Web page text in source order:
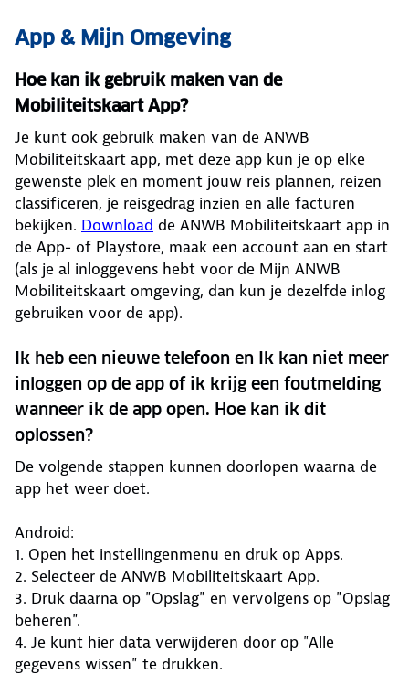
App & Mijn Omgeving
Hoe kan ik gebruik maken van de
Mobiliteitskaart App?
Je kunt ook gebruik maken van de ANWB
Mobiliteitskaart app, met deze app kun je op elke
gewenste plek en moment jouw reis plannen, reizen
classificeren, je reisgedrag inzien en alle facturen
bekijken. Download de ANWB Mobiliteitskaart app in
de App- of Playstore, maak een account aan en start
(als je al inloggevens hebt voor de Mijn ANWB
Mobiliteitskaart omgeving, dan kun je dezelfde inlog
gebruiken voor de app).
Ik heb een nieuwe telefoon en Ik kan niet meer
inloggen op de app of ik krijg een foutmelding
wanneer ik de app open. Hoe kan ik dit
oplossen?
De volgende stappen kunnen doorlopen waarna de
app het weer doet.
Android:
1. Open het instellingenmenu en druk op Apps.
2. Selecteer de ANWB Mobiliteitskaart App.
3. Druk daarna op "Opslag" en vervolgens op "Opslag
beheren".
4. Je kunt hier data verwijderen door op "Alle
gegevens wissen" te drukken.